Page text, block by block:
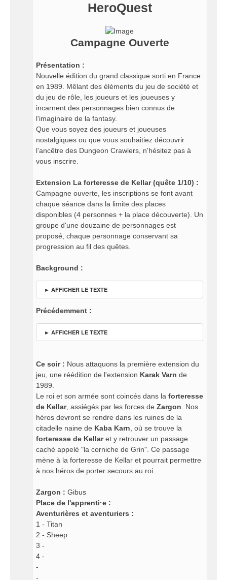
HeroQuest
Campagne Ouverte
Présentation :
Nouvelle édition du grand classique sorti en France
en 1989. Mêlant des éléments du jeu de société et
du jeu de rôle, les joueurs et les joueuses y
incarnent des personnages bien connus de
l'imaginaire de la fantasy.
Que vous soyez des joueurs et joueuses
nostalgiques ou que vous souhaitiez découvrir
l'ancêtre des Dungeon Crawlers, n'hésitez pas à
vous inscrire.
Extension La forteresse de Kellar (quête 1/10) :
Campagne ouverte, les inscriptions se font avant
chaque séance dans la limite des places
disponibles (4 personnes + la place découverte). Un
groupe d'une douzaine de personnages est
proposé, chaque personnage conservant sa
progression au fil des quêtes.
Background :
► AFFICHER LE TEXTE
Précédemment :
► AFFICHER LE TEXTE
Ce soir : Nous attaquons la première extension du
jeu, une réédition de l'extension Karak Varn de
1989.
Le roi et son armée sont coincés dans la forteresse
de Kellar, assiégés par les forces de Zargon. Nos
héros devront se rendre dans les ruines de la
citadelle naine de Kaba Karn, où se trouve la
forteresse de Kellaret y retrouver un passage
caché appelé "la corniche de Grin". Ce passage
mène à la forteresse de Kellar et pourrait permettre
à nos héros de porter secours au roi.
Zargon : Gibus
Place de l'apprenti·e :
Aventurières et aventuriers :
1 - Titan
2 - Sheep
3 -
4 -
-
-